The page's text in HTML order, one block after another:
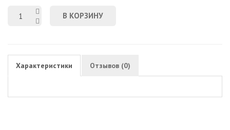
В КОРЗИНУ
Характеристики Отзывов (0)